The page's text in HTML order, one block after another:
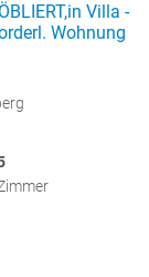
Villa -
Wohnung